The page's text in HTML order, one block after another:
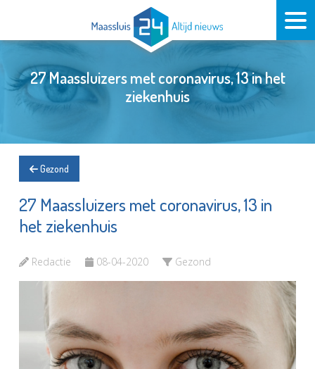
27 Maassluizers met coronavirus, 13 in het
ziekenhuis
Gezond
27 Maassluizers met coronavirus, 13 in
het ziekenhuis
Redactie 08-04-2020 Gezond